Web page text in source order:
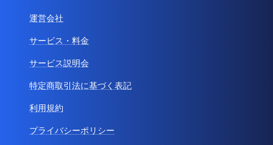
運営会社
サービス・料金
サービス説明会
特定商取引法に基づく表記
利用規約
プライバシーポリシー